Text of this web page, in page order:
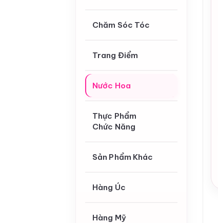
Chăm Sóc Tóc
Trang Điểm
Nước Hoa
Thực Phẩm
Chức Năng
Sản Phẩm Khác
Hàng Úc
Hàng Mỹ